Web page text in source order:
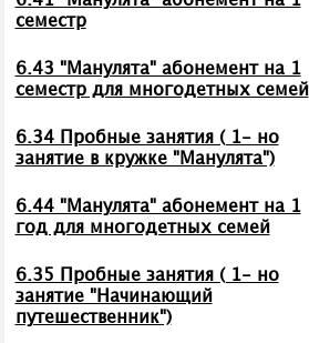
семестр
6.43 "Манулята" абонемент на 1
семестр для многодетных семей
6.34 Пробные занятия ( 1- но
занятие в кружке "Манулята")
6.44 "Манулята" абонемент на 1
год для многодетных семей
6.35 Пробные занятия ( 1- но
занятие "Начинающий
путешественник")